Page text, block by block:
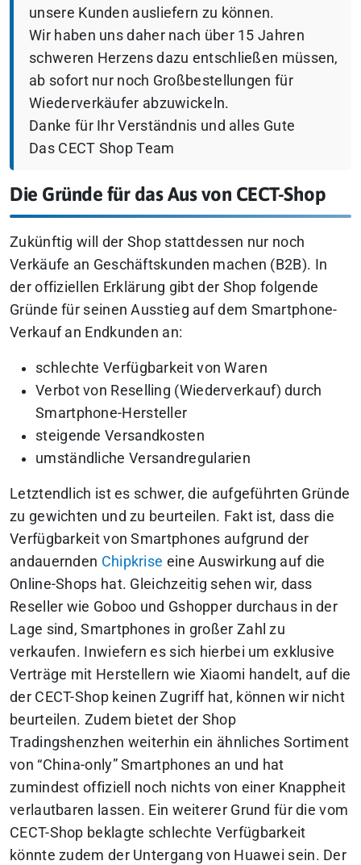
unsere Kunden ausliefern zu können.
Wir haben uns daher nach über 15 Jahren
schweren Herzens dazu entschließen müssen,
ab sofort nur noch Großbestellungen für
Wiederverkäufer abzuwickeln.
Danke für Ihr Verständnis und alles Gute
Das CECT Shop Team
Die Gründe für das Aus von CECT-Shop
Zukünftig will der Shop stattdessen nur noch
Verkäufe an Geschäftskunden machen (B2B). In
der offiziellen Erklärung gibt der Shop folgende
Gründe für seinen Ausstieg auf dem Smartphone-
Verkauf an Endkunden an:
schlechte Verfügbarkeit von Waren
Verbot von Reselling (Wiederverkauf) durch
Smartphone-Hersteller
steigende Versandkosten
umständliche Versandregularien
Letztendlich ist es schwer, die aufgeführten Gründe
zu gewichten und zu beurteilen. Fakt ist, dass die
Verfügbarkeit von Smartphones aufgrund der
andauernden Chipkrise eine Auswirkung auf die
Online-Shops hat. Gleichzeitig sehen wir, dass
Reseller wie Goboo und Gshopper durchaus in der
Lage sind, Smartphones in großer Zahl zu
verkaufen. Inwiefern es sich hierbei um exklusive
Verträge mit Herstellern wie Xiaomi handelt, auf die
der CECT-Shop keinen Zugriff hat, können wir nicht
beurteilen. Zudem bietet der Shop
Tradingshenzhen weiterhin ein ähnliches Sortiment
von “China-only” Smartphones an und hat
zumindest offiziell noch nichts von einer Knappheit
verlautbaren lassen. Ein weiterer Grund für die vom
CECT-Shop beklagte schlechte Verfügbarkeit
könnte zudem der Untergang von Huawei sein. Der